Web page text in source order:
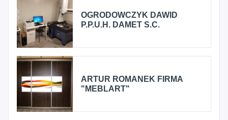
OGRODOWCZYK DAWID
P.P.U.H. DAMET S.C.
ARTUR ROMANEK FIRMA
"MEBLART"